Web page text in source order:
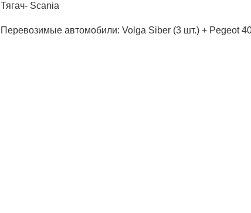
Тягач- Scania
Перевозимые автомобили: Volga Siber (3 шт.) + Pegeot